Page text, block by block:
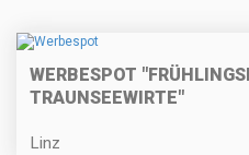
WERBESPOT
TRAUNSEEWIRTE"
Linz